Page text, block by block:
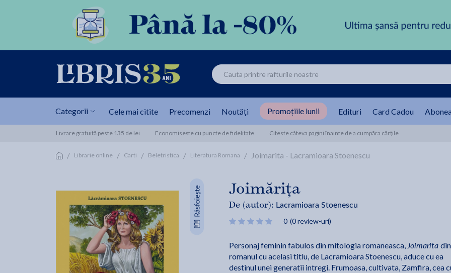
Categorii Cele mai citite Precomenzi Noutăți Promoțiile lunii Edituri Card Cadou
Livrare gratuită peste 135 de lei Economisește cu puncte de fidelitate Citeste câteva pagini înainte de a cumpăra cărțile
/ Librarie online / Carti / Beletristica / Literatura Romana / Joimarita - Lacramioara Stoenescu
Joimărița
De (autor): Lacramioara Stoenescu
0 (0 review-uri)
Personaj feminin fabulos din mitologia romaneasca, Joimarita din
romanul cu acelasi titlu, de Lacramioara Stoenescu, aduce cu ea
destinul unei generatii intregi. Frumoasa, cultivata, Zamfira, cea